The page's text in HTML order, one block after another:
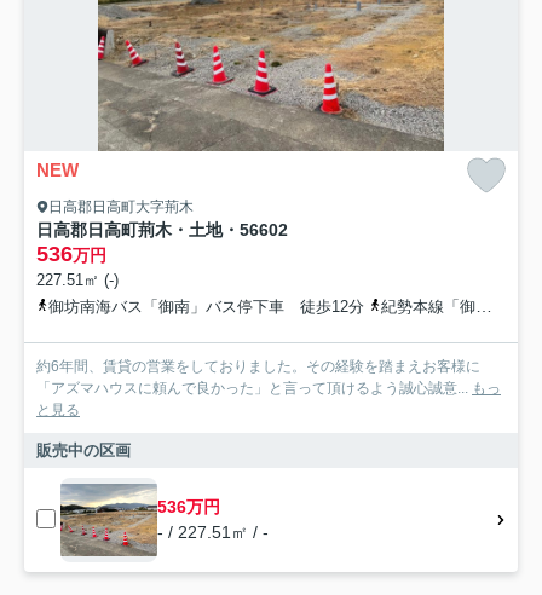
NEW
日高郡日高町大字荊木
日高郡日高町荊木・土地・56602
536万円
227.51㎡ (-)
御坊南海バス「御南」バス停下車 徒歩12分
紀勢本線「御坊」駅 徒歩42分
約6年間、賃貸の営業をしておりました。その経験を踏まえお客様に
「アズマハウスに頼んで良かった」と言って頂けるよう誠心誠意...
もっ
と見る
販売中の区画
536万円
- / 227.51㎡ / -